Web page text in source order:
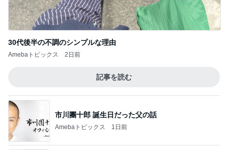
30代後半の不調のシンプルな理由
Amebaトピックス 2日前
記事を読む
市川團十郎 誕生日だった父の話
Amebaトピックス 1日前